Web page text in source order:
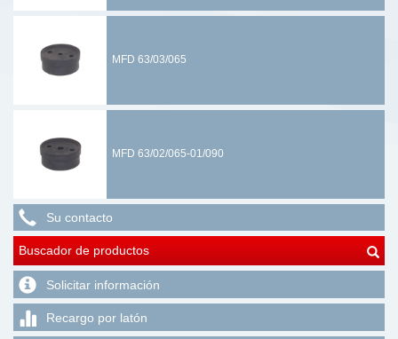
MFD 63/03/065
MFD 63/02/065-01/090
Su contacto
Buscador de productos
Solicitar información
Recargo por latón